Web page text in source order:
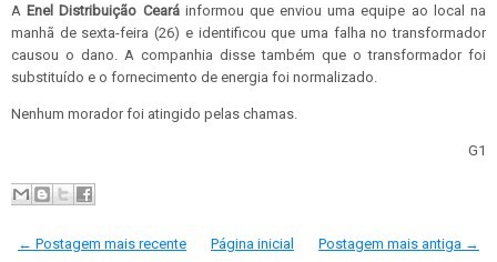
AEnel Distribuição Cearáinformou que enviou uma equipe ao local na
manhã de sexta-feira (26) e identificou que uma falha no transformador
causou o dano. A companhia disse também que o transformador foi
substituído e o fornecimento de energia foi normalizado.
Nenhum morador foi atingido pelas chamas.
G1
← Postagem mais recente Postagem mais antiga →
Página inicial